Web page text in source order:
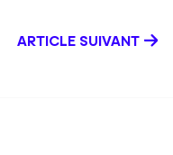
ARTICLE SUIVANT